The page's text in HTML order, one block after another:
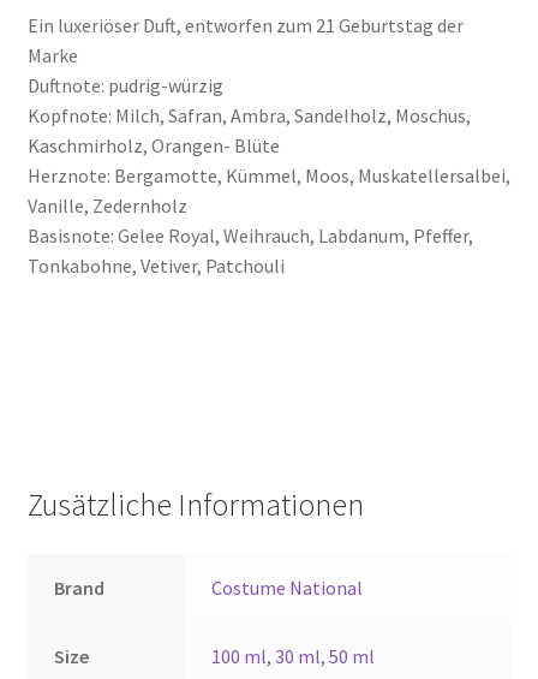
Ein luxeriöser Duft, entworfen zum 21 Geburtstag der
Marke
Duftnote: pudrig-würzig
Kopfnote: Milch, Safran, Ambra, Sandelholz, Moschus,
Kaschmirholz, Orangen- Blüte
Herznote: Bergamotte, Kümmel, Moos, Muskatellersalbei,
Vanille, Zedernholz
Basisnote: Gelee Royal, Weihrauch, Labdanum, Pfeffer,
Tonkabohne, Vetiver, Patchouli
Zusätzliche Informationen
Brand Costume National
Size 100 ml,30 ml,50 ml